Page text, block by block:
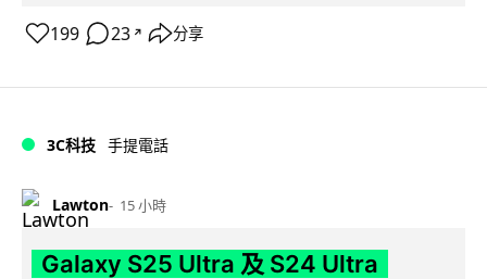
199 23 ↗ 分享
3C科技 手提電話
Lawton 15 小時
Galaxy S25 Ultra 及 S24 Ultra